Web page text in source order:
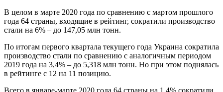
В целом в марте 2020 года по сравнению с мартом прошлого
года 64 страны, входящие в рейтинг, сократили производство
стали на 6% – до 147,05 млн тонн.
По итогам первого квартала текущего года Украина сократила
производство стали по сравнению с аналогичным периодом
2019 года на 3,4% – до 5,318 млн тонн. Но при этом поднялась
в рейтинге с 12 на 11 позицию.
Всего в январе-марте 2020 года 64 страны на 1,4% сократили